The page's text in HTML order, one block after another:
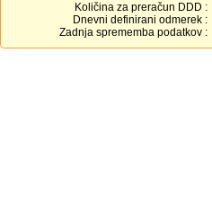
Količina za preračun DDD :
Dnevni definirani odmerek :
Zadnja sprememba podatkov :